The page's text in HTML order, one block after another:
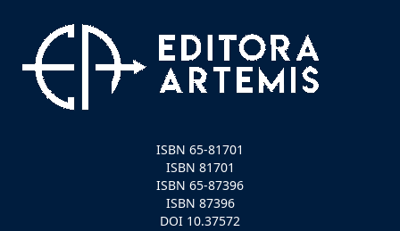
ISBN 65-81701
ISBN 81701
ISBN 65-87396
ISBN 87396
DOI 10.37572